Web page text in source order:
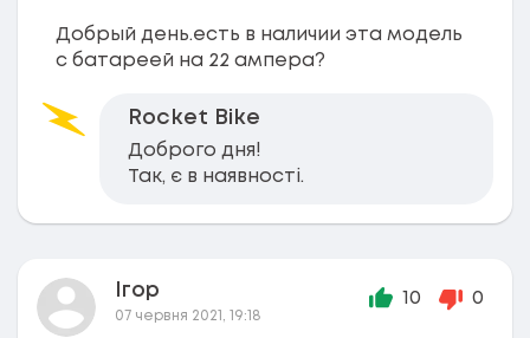
Добрый день.есть в наличии эта модель
с батареей на 22 ампера?
Rocket Bike
Доброго дня!
Так, є в наявності.
Ігор
07 червня 2021, 19:18
10 0